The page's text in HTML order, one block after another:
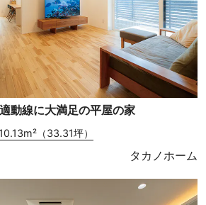
動線に大満足の平屋の家
（33.31坪）
タカノホーム